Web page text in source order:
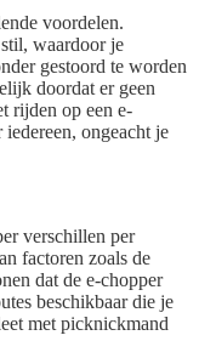
voordelen.
waardoor je
gestoord te worden
doordat er geen
rijden op een e-
ongeacht je
verschillen per
factoren zoals de
dat de e-chopper
beschikbaar die je
met picknickmand